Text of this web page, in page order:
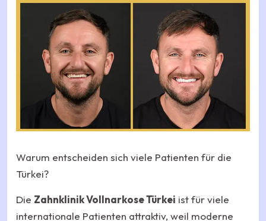
Warum entscheiden sich viele Patienten für die
Türkei?
Die Zahnklinik Vollnarkose Türkei ist für viele
internationale Patienten attraktiv, weil moderne